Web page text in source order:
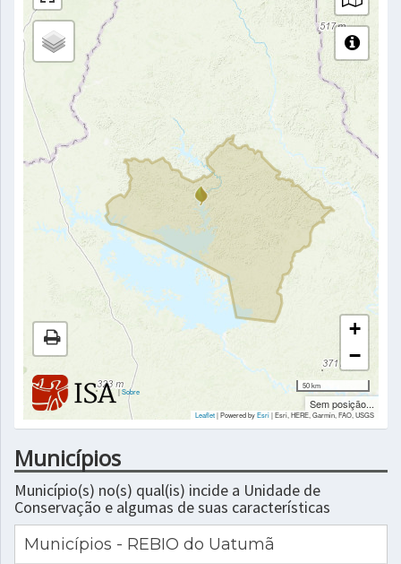
|Sobre
+
−
50 km
Sem posição...
Leaflet| Powered byEsri|Esri, HERE, Garmin, FAO, USGS
Municípios
Município(s) no(s) qual(is) incide a Unidade de
Conservação e algumas de suas características
Municípios - REBIO do Uatumã